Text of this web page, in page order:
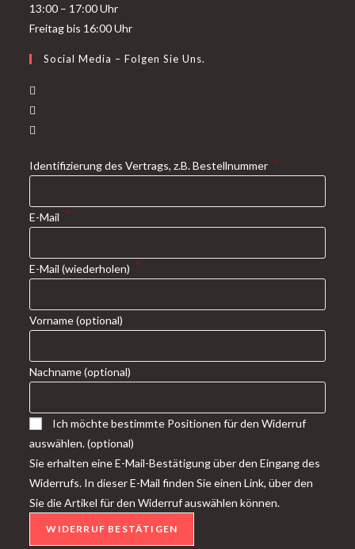
13:00 – 17:00 Uhr
Freitag bis 16:00 Uhr
Social Media – Folgen Sie Uns.
Identifizierung des Vertrags, z.B. Bestellnummer *
E-Mail *
E-Mail (wiederholen) *
Vorname(optional)
Nachname(optional)
Ich möchte bestimmte Positionen für den Widerruf
auswählen.(optional)
Sie erhalten eine E-Mail-Bestätigung über den Eingang des
Widerrufs. In dieser E-Mail finden Sie einen Link, über den
Sie die Artikel für den Widerruf auswählen können.
WIDERRUF BESTÄTIGEN